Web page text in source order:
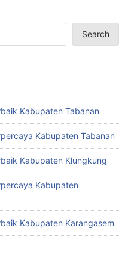
Search
Kabupaten Tabanan
Kabupaten Tabanan
Kabupaten Klungkung
Kabupaten
Kabupaten Karangasem